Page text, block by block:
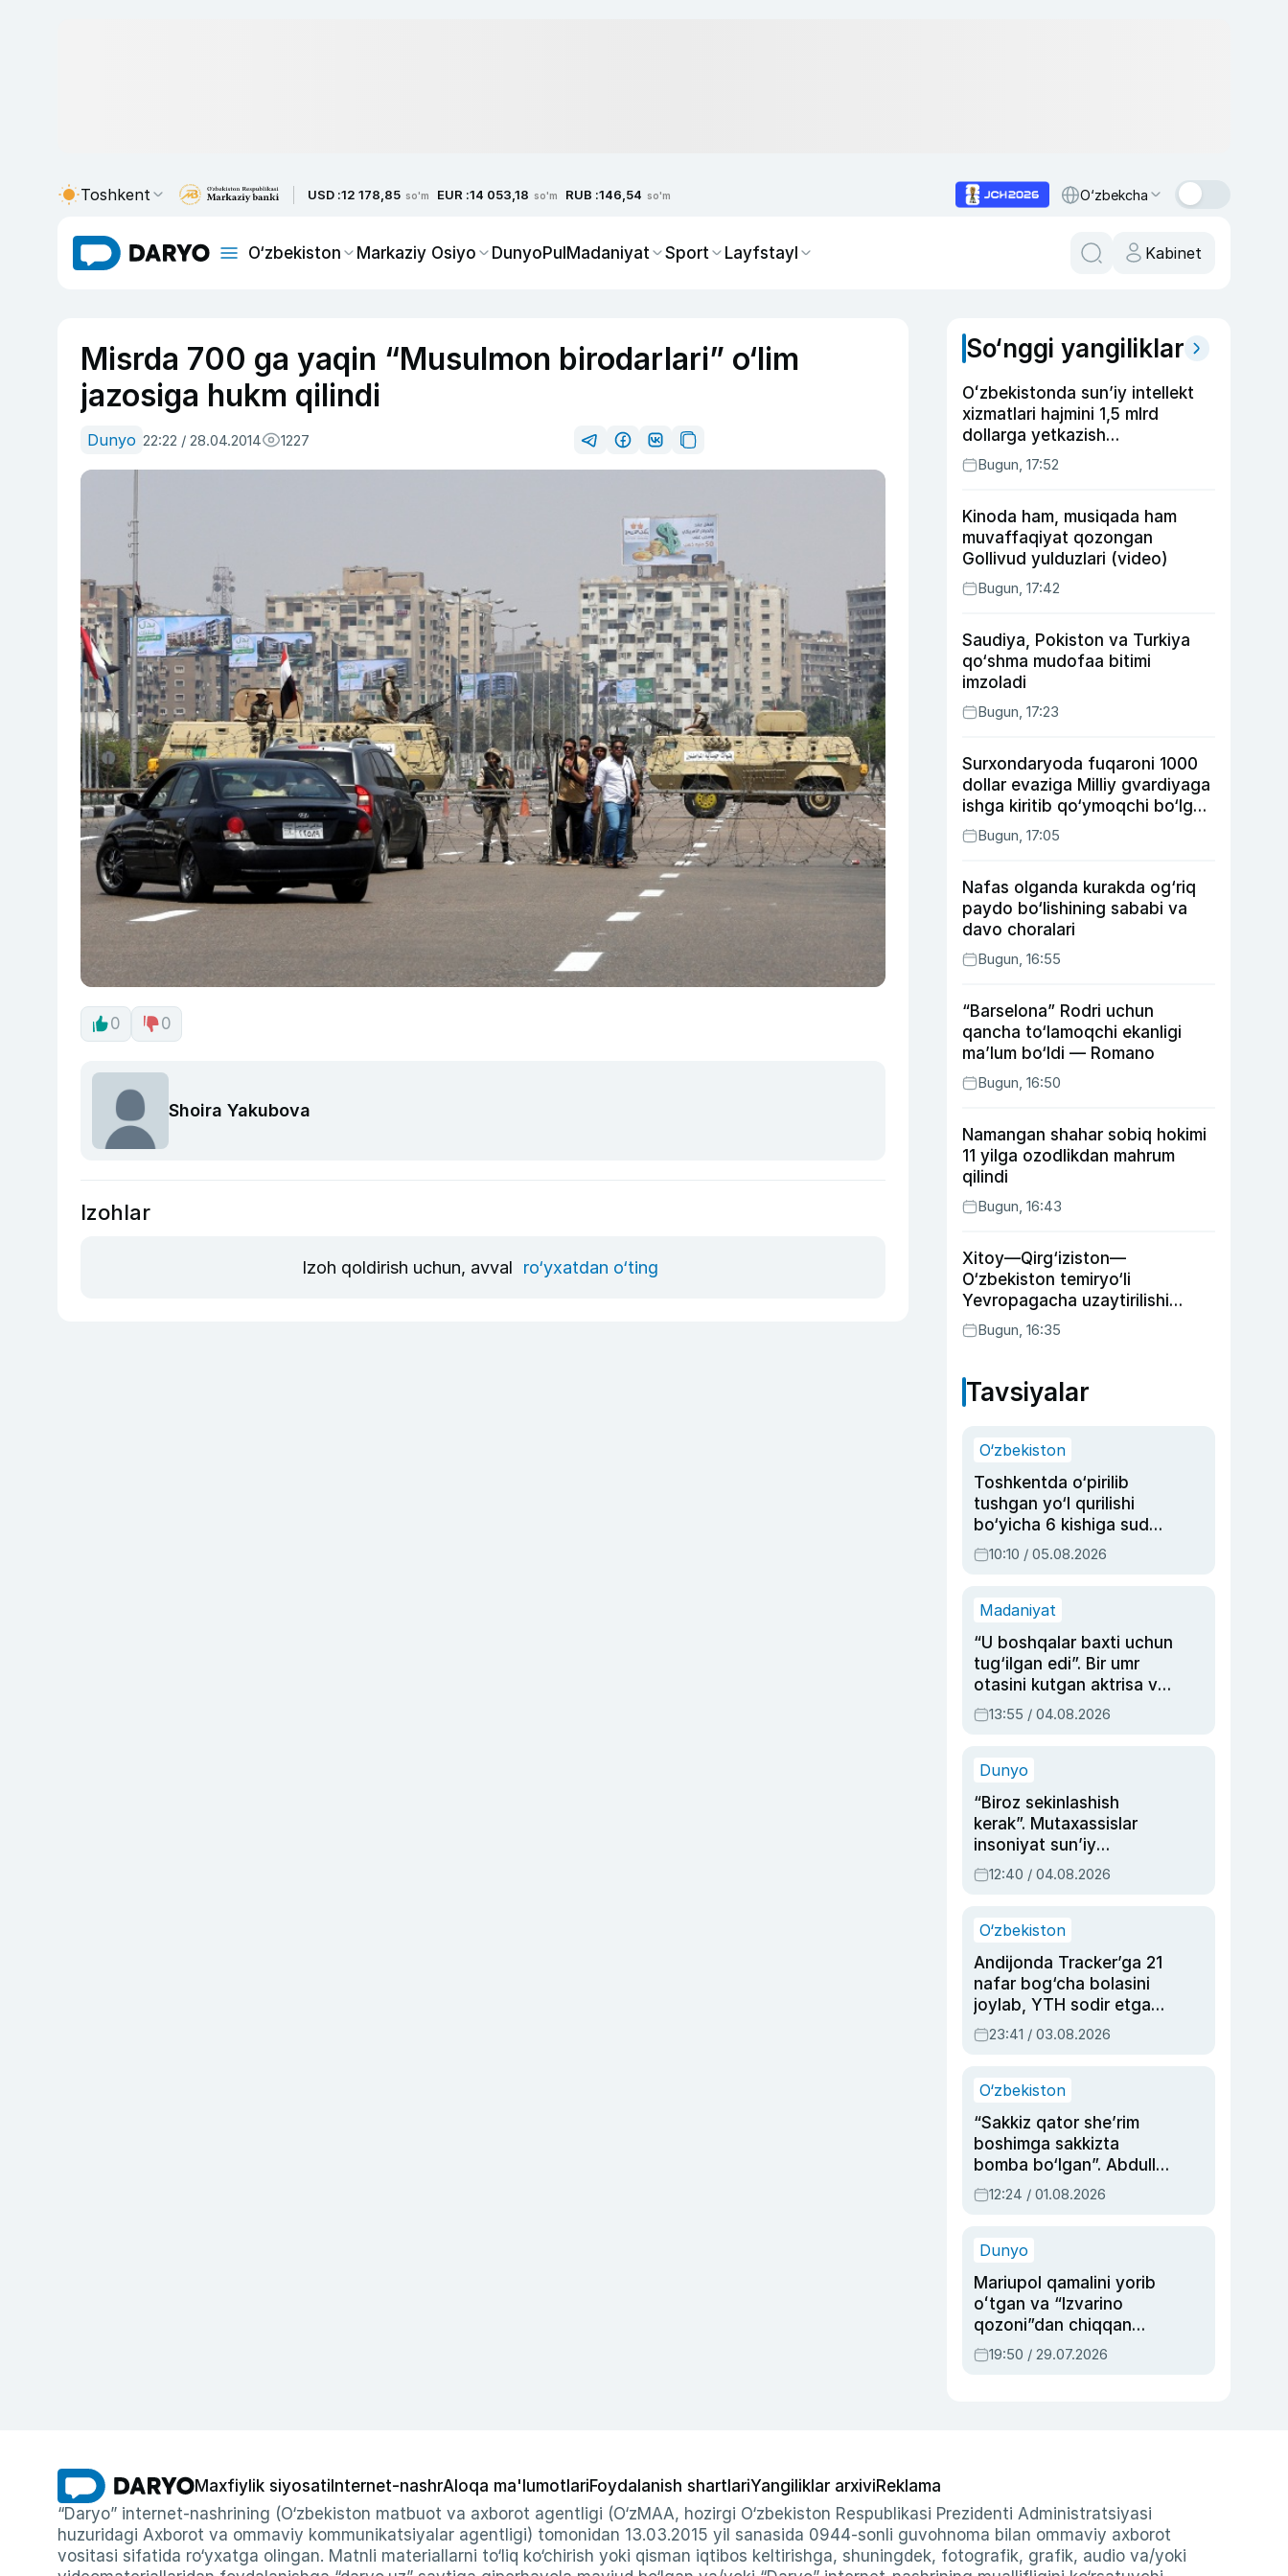
Toshkent USD :12 178,85 so'm EUR :14 053,18 so'm RUB :146,54 so'm O‘zbekcha
O‘zbekiston Markaziy Osiyo DunyoPulMadaniyat Sport Layfstayl Kabinet
Misrda 700 ga yaqin “Musulmon birodarlari” o‘lim
jazosiga hukm qilindi
Dunyo 22:22 / 28.04.2014 1227
0 0
Shoira Yakubova
Izohlar
Izoh qoldirish uchun, avval ro‘yxatdan o‘ting
So‘nggi yangiliklar
Oʻzbekistonda sunʼiy intellekt
xizmatlari hajmini 1,5 mlrd
dollarga yetkazish
rejalashtirilmoqda
Bugun, 17:52
Kinoda ham, musiqada ham
muvaffaqiyat qozongan
Gollivud yulduzlari (video)
Bugun, 17:42
Saudiya, Pokiston va Turkiya
qo‘shma mudofaa bitimi
imzoladi
Bugun, 17:23
Surxondaryoda fuqaroni 1000
dollar evaziga Milliy gvardiyaga
ishga kiritib qo‘ymoqchi bo‘lgan
shaxs ushlandi
Bugun, 17:05
Nafas olganda kurakda og‘riq
paydo bo‘lishining sababi va
davo choralari
Bugun, 16:55
“Barselona” Rodri uchun
qancha to‘lamoqchi ekanligi
ma’lum bo‘ldi — Romano
Bugun, 16:50
Namangan shahar sobiq hokimi
11 yilga ozodlikdan mahrum
qilindi
Bugun, 16:43
Xitoy—Qirg‘iziston—
O‘zbekiston temiryo‘li
Yevropagacha uzaytirilishi
mumkin
Bugun, 16:35
Tavsiyalar
O‘zbekiston
Toshkentda o‘pirilib
tushgan yo‘l qurilishi
bo‘yicha 6 kishiga sud
hukmi o‘qildi
10:10 / 05.08.2026
Madaniyat
“U boshqalar baxti uchun
tug‘ilgan edi”. Bir umr
otasini kutgan aktrisa va
dublyaj ustasi Rimma
Ahmedovaning
13:55 / 04.08.2026
Dunyo
“Biroz sekinlashish
kerak”. Mutaxassislar
insoniyat sun’iy
intellektni boshqara
olmay qolishidan xavotir
12:40 / 04.08.2026
O‘zbekiston
Andijonda Tracker’ga 21
nafar bog‘cha bolasini
joylab, YTH sodir etgan
ayolga sud hukmi o‘qildi
23:41 / 03.08.2026
O‘zbekiston
“Sakkiz qator she’rim
boshimga sakkizta
bomba bo‘lgan”. Abdulla
Oripovni siyosiy
ayblovlardan asrab
12:24 / 01.08.2026
Dunyo
Mariupol qamalini yorib
oʻtgan va “Izvarino
qozoni”dan chiqqan
qahramon — Ukraina
armiyasi bosh
19:50 / 29.07.2026
Maxfiylik siyosati Internet-nashrAloqa ma'lumotlariFoydalanish shartlariYangiliklar arxiviReklama
“Daryo” internet-nashrining (O‘zbekiston matbuot va axborot agentligi (O‘zMAA, hozirgi O‘zbekiston Respublikasi Prezidenti Administratsiyasi
huzuridagi Axborot va ommaviy kommunikatsiyalar agentligi) tomonidan 13.03.2015 yil sanasida 0944-sonli guvohnoma bilan ommaviy axborot
vositasi sifatida ro‘yxatga olingan. Matnli materiallarni to‘liq ko‘chirish yoki qisman iqtibos keltirishga, shuningdek, fotografik, grafik, audio va/yoki